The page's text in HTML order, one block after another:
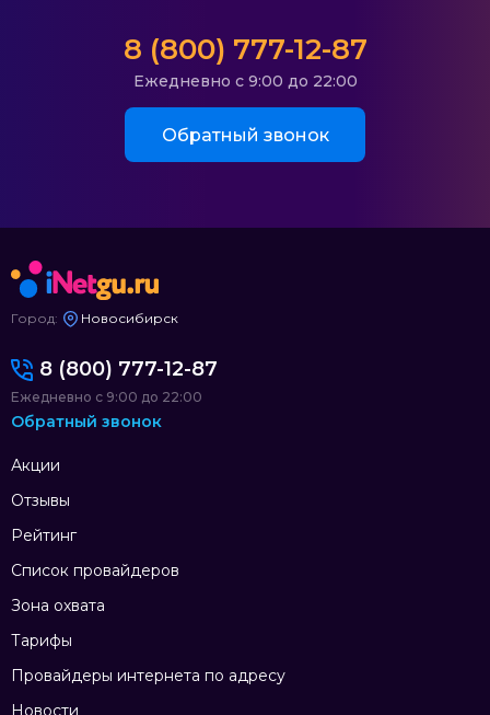
8 (800) 777-12-87
Ежедневно с 9:00 до 22:00
Обратный звонок
Город: Новосибирск
Акции
Отзывы
Рейтинг
Список провайдеров
Зона охвата
Тарифы
Провайдеры интернета по адресу
Новости
8 (800) 777-12-87
Ежедневно с 9:00 до 22:00
Обратный звонок